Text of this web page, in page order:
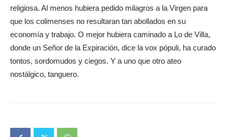
religiosa. Al menos hubiera pedido milagros a la Virgen para
que los colimenses no resultaran tan abollados en su
economía y trabajo. O mejor hubiera caminado a Lo de Villa,
donde un Señor de la Expiración, dice la vox pópuli, ha curado
tontos, sordomudos y ciegos. Y a uno que otro ateo
nostálgico, tanguero.